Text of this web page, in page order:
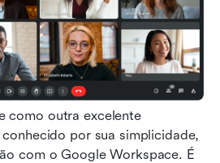
como outra excelente
por sua simplicidade,
com o Google Workspace. É